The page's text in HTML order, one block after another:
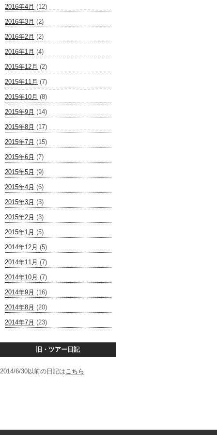
2016年4月 (12)
2016年3月 (2)
2016年2月 (2)
2016年1月 (4)
2015年12月 (2)
2015年11月 (7)
2015年10月 (8)
2015年9月 (14)
2015年8月 (17)
2015年7月 (15)
2015年6月 (7)
2015年5月 (9)
2015年4月 (6)
2015年3月 (3)
2015年2月 (3)
2015年1月 (5)
2014年12月 (5)
2014年11月 (7)
2014年10月 (7)
2014年9月 (16)
2014年8月 (20)
2014年7月 (23)
旧・ツアー日記
2014/6/30以前の日記はこちら